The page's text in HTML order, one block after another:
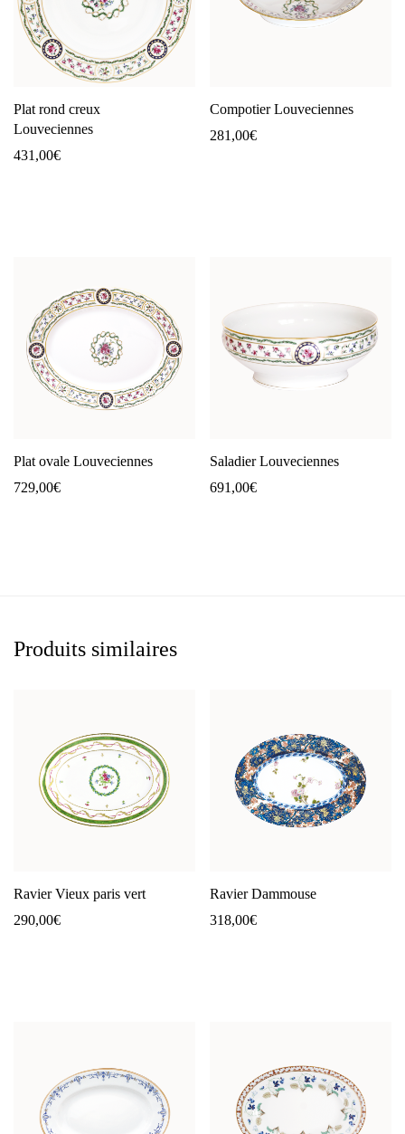
Plat rond creux
Louveciennes
431,00€
Compotier Louveciennes
281,00€
Plat ovale Louveciennes
729,00€
Saladier Louveciennes
691,00€
Produits similaires
Ravier Vieux paris vert
290,00€
Ravier Dammouse
318,00€